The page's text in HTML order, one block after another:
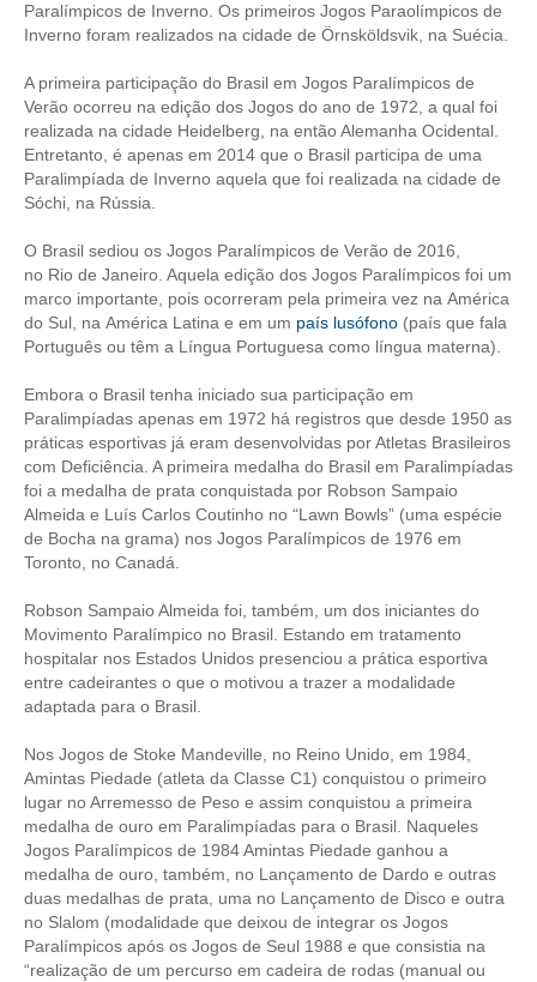
OPORTUNIDADES
EMPREGO E ESTÁGIO
CARREIRA
AUTÔNOMOS E SERVIÇOS
GUIA DAS ENGENHARIAS
CURSOS
ENGENHEIRO EMPREENDEDOR
SEESP EDUCAÇÃO
PLATAFORMAS GRATUITAS
BENEFÍCIOS
APOSENTADORIA
CONVÊNIOS
PLANO DE SAÚDE
SEESPPREV
CONSÓRCIOS
CAMPANHAS SALARIAIS
COMUNICAÇÃO
Paralímpicos de Inverno. Os primeiros Jogos Paraolímpicos de
Inverno foram realizados na cidade de Örnsköldsvik, na Suécia.
A primeira participação do Brasil em Jogos Paralímpicos de
Verão ocorreu na edição dos Jogos do ano de 1972, a qual foi
realizada na cidade Heidelberg, na então Alemanha Ocidental.
Entretanto, é apenas em 2014 que o Brasil participa de uma
Paralimpíada de Inverno aquela que foi realizada na cidade de
Sóchi, na Rússia.
O Brasil sediou os Jogos Paralímpicos de Verão de 2016,
no Rio de Janeiro. Aquela edição dos Jogos Paralímpicos foi um
marco importante, pois ocorreram pela primeira vez na América
do Sul, na América Latina e em um país lusófono (país que fala
Português ou têm a Língua Portuguesa como língua materna).
Embora o Brasil tenha iniciado sua participação em
Paralimpíadas apenas em 1972 há registros que desde 1950 as
práticas esportivas já eram desenvolvidas por Atletas Brasileiros
com Deficiência. A primeira medalha do Brasil em Paralimpíadas
foi a medalha de prata conquistada por Robson Sampaio
Almeida e Luís Carlos Coutinho no “Lawn Bowls” (uma espécie
de Bocha na grama) nos Jogos Paralímpicos de 1976 em
Toronto, no Canadá.
Robson Sampaio Almeida foi, também, um dos iniciantes do
Movimento Paralímpico no Brasil. Estando em tratamento
hospitalar nos Estados Unidos presenciou a prática esportiva
entre cadeirantes o que o motivou a trazer a modalidade
adaptada para o Brasil.
Nos Jogos de Stoke Mandeville, no Reino Unido, em 1984,
Amintas Piedade (atleta da Classe C1) conquistou o primeiro
lugar no Arremesso de Peso e assim conquistou a primeira
medalha de ouro em Paralimpíadas para o Brasil. Naqueles
Jogos Paralímpicos de 1984 Amintas Piedade ganhou a
medalha de ouro, também, no Lançamento de Dardo e outras
duas medalhas de prata, uma no Lançamento de Disco e outra
no Slalom (modalidade que deixou de integrar os Jogos
Paralímpicos após os Jogos de Seul 1988 e que consistia na
“realização de um percurso em cadeira de rodas (manual ou